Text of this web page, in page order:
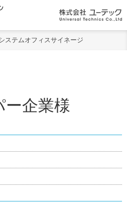
ステムオフィスサイネージ
企業様